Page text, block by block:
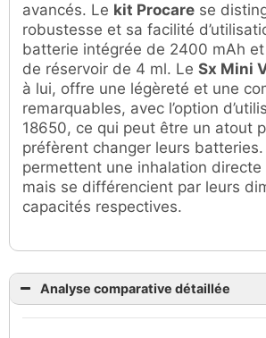
avancés. Le kit Procare se
robustesse et sa facilité
batterie intégrée de 2400 mAh
de réservoir de 4 ml. Le Sx Mini
à lui, offre une légèreté et une
remarquables, avec l’option
18650, ce qui peut être un atout
préfèrent changer leurs
permettent une inhalation directe
mais se différencient par leurs
capacités respectives.
Analyse comparative détaillée